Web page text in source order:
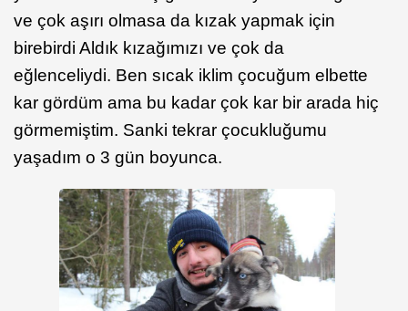
ve çok aşırı olmasa da kızak yapmak için
birebirdi Aldık kızağımızı ve çok da
eğlenceliydi. Ben sıcak iklim çocuğum elbette
kar gördüm ama bu kadar çok kar bir arada hiç
görmemiştim. Sanki tekrar çocukluğumu
yaşadım o 3 gün boyunca.